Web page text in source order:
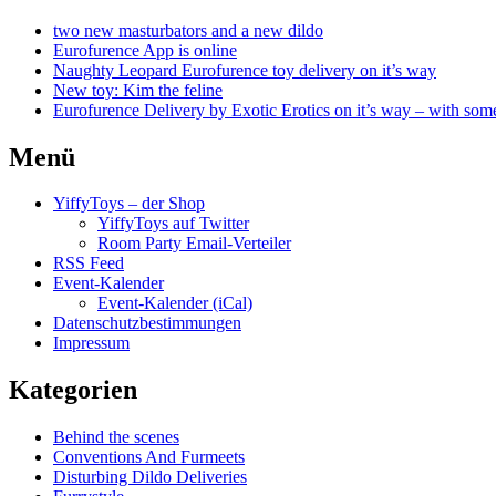
two new masturbators and a new dildo
Eurofurence App is online
Naughty Leopard Eurofurence toy delivery on it’s way
New toy: Kim the feline
Eurofurence Delivery by Exotic Erotics on it’s way – with
Menü
YiffyToys – der Shop
YiffyToys auf Twitter
Room Party Email-Verteiler
RSS Feed
Event-Kalender
Event-Kalender (iCal)
Datenschutzbestimmungen
Impressum
Kategorien
Behind the scenes
Conventions And Furmeets
Disturbing Dildo Deliveries